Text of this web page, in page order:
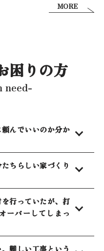
MORE
困りの方
need-
んでいいのか分か
ちらしい家づくり
行っていたが、打
ーバーしてしまっ
難しい工事という